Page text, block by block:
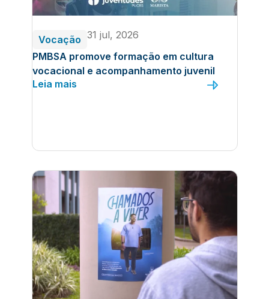
Vocação 31 jul, 2026
PMBSA promove formação em cultura
vocacional e acompanhamento juvenil
Leia mais